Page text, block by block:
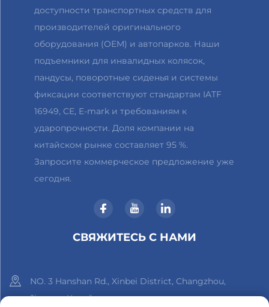
доступности транспортных средств для
производителей оригинального
оборудования (OEM) и автопарков. Наши
подъемники для инвалидных колясок,
пандусы, поворотные сиденья и системы
фиксации соответствуют стандартам IATF
16949, CE, E-mark и требованиям к
ударопрочности. Доля компании на
китайском рынке составляет 95 %.
Запросите коммерческое предложение уже
сегодня.
СВЯЖИТЕСЬ С НАМИ
NO. 3 Hanshan Rd., Xinbei District, Changzhou,
Jiangsu, Китай